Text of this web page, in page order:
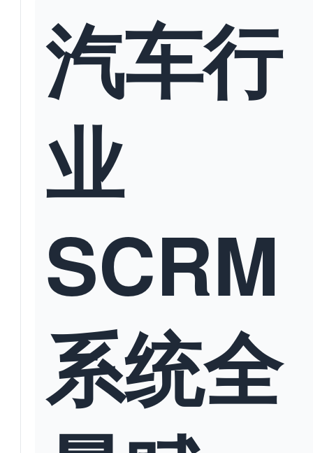
汽车行
业
SCRM
系统全